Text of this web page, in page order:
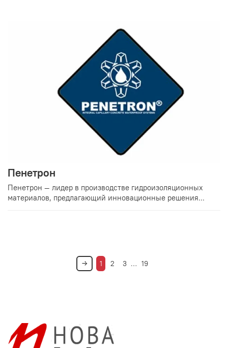
Пенетрон
Пенетрон — лидер в производстве гидроизоляционных
материалов, предлагающий инновационные решения...
1 2 3 … 19